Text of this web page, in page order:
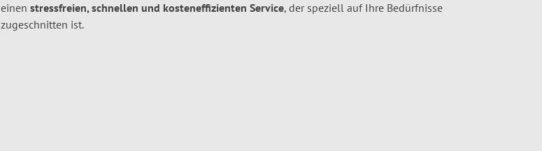
einen stressfreien, schnellen und kosteneffizienten Service, der speziell auf Ihre Bedürfnisse
zugeschnitten ist.